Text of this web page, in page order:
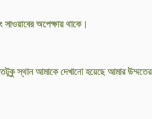
অপেক্ষায় থাকে।
স্থান আমাকে দেখানো হয়েছে আমার